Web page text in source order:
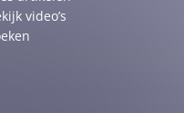
video’s